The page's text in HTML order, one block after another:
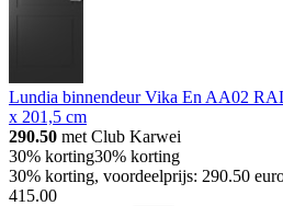
Lundia binnendeur Vika En AA02
x 201,5 cm
290.50 met Club Karwei
30% korting30% korting
30% korting, voordeelprijs: 290.50
415.00